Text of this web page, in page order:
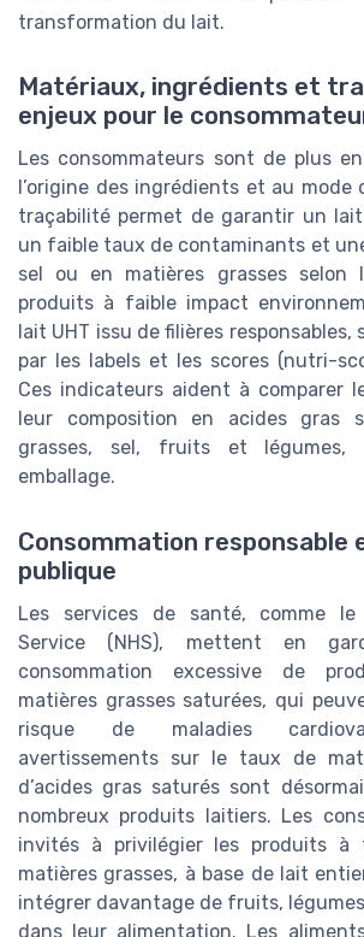
transformation du lait.
Matériaux, ingrédients et
enjeux pour le
Les consommateurs sont de plus
l’origine des ingrédients et au mode
traçabilité permet de garantir un
un faible taux de contaminants et
sel ou en matières grasses selon
produits à faible impact
lait UHT issu de filières
par les labels et les scores (nutri-
Ces indicateurs aident à comparer
leur composition en acides gras
grasses, sel, fruits et légumes,
emballage.
Consommation responsable
publique
Les services de santé, comme le
Service (NHS), mettent en
consommation excessive de
matières grasses saturées, qui
risque de maladies
avertissements sur le taux de
d’acides gras saturés sont
nombreux produits laitiers. Les
invités à privilégier les produits à
matières grasses, à base de lait
intégrer davantage de fruits,
dans leur alimentation. Les